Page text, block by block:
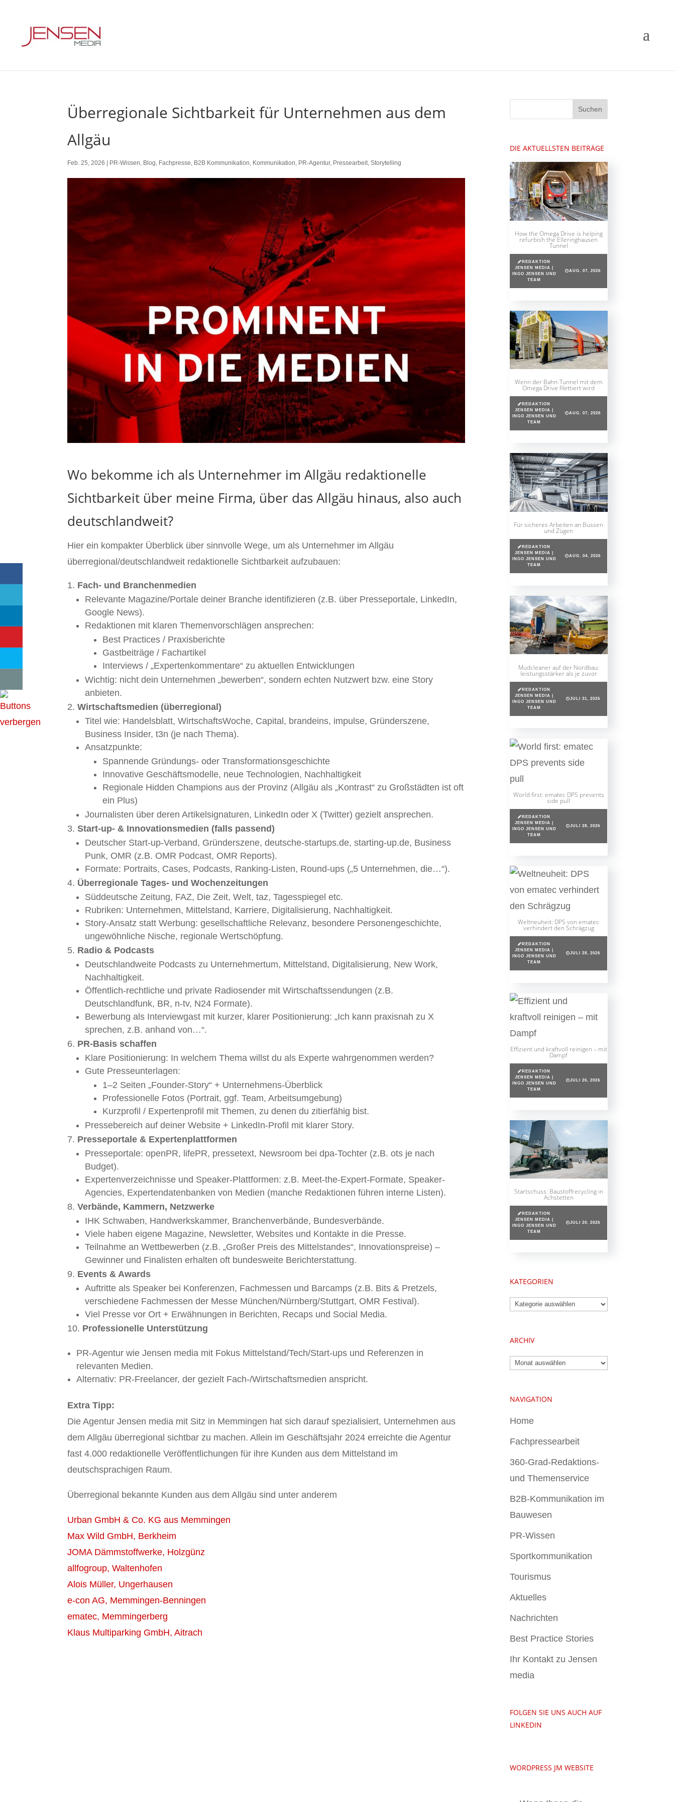
Überregionale Sichtbarkeit für Unternehmen aus dem
Allgäu
Feb. 25, 2026 PR-Wissen, Blog, Fachpresse, B2B Kommunikation, Kommunikation, PR-Agentur, Pressearbeit,Storytelling
Wo bekomme ich als Unternehmer im Allgäu redaktionelle
Sichtbarkeit über meine Firma, über das Allgäu hinaus, also auch
deutschlandweit?
Hier ein kompakter Überblick über sinnvolle Wege, um als Unternehmer im Allgäu
überregional/deutschlandweit redaktionelle Sichtbarkeit aufzubauen:
Fach- und Branchenmedien
Relevante Magazine/Portale deiner Branche identifizieren (z.B. über Presseportale, LinkedIn,
Google News).
Redaktionen mit klaren Themenvorschlägen ansprechen:
Best Practices / Praxisberichte
Gastbeiträge / Fachartikel
Interviews / „Expertenkommentare“ zu aktuellen Entwicklungen
Wichtig: nicht dein Unternehmen „bewerben“, sondern echten Nutzwert bzw. eine Story
anbieten.
Wirtschaftsmedien (überregional)
Titel wie: Handelsblatt, WirtschaftsWoche, Capital, brandeins, impulse, Gründerszene,
Business Insider, t3n (je nach Thema).
Ansatzpunkte:
Spannende Gründungs- oder Transformationsgeschichte
Innovative Geschäftsmodelle, neue Technologien, Nachhaltigkeit
Regionale Hidden Champions aus der Provinz (Allgäu als „Kontrast“ zu Großstädten ist oft
ein Plus)
Journalisten über deren Artikelsignaturen, LinkedIn oder X (Twitter) gezielt ansprechen.
Start-up- & Innovationsmedien (falls passend)
Deutscher Start-up-Verband, Gründerszene, deutsche-startups.de, starting-up.de, Business
Punk, OMR (z.B. OMR Podcast, OMR Reports).
Formate: Portraits, Cases, Podcasts, Ranking-Listen, Round-ups („5 Unternehmen, die…“).
Überregionale Tages- und Wochenzeitungen
Süddeutsche Zeitung, FAZ, Die Zeit, Welt, taz, Tagesspiegel etc.
Rubriken: Unternehmen, Mittelstand, Karriere, Digitalisierung, Nachhaltigkeit.
Story-Ansatz statt Werbung: gesellschaftliche Relevanz, besondere Personengeschichte,
ungewöhnliche Nische, regionale Wertschöpfung.
Radio & Podcasts
Deutschlandweite Podcasts zu Unternehmertum, Mittelstand, Digitalisierung, New Work,
Nachhaltigkeit.
Öffentlich-rechtliche und private Radiosender mit Wirtschaftssendungen (z.B.
Deutschlandfunk, BR, n-tv, N24 Formate).
Bewerbung als Interviewgast mit kurzer, klarer Positionierung: „Ich kann praxisnah zu X
sprechen, z.B. anhand von…“.
PR-Basis schaffen
Klare Positionierung: In welchem Thema willst du als Experte wahrgenommen werden?
Gute Presseunterlagen:
1–2 Seiten „Founder-Story“ + Unternehmens-Überblick
Professionelle Fotos (Portrait, ggf. Team, Arbeitsumgebung)
Kurzprofil / Expertenprofil mit Themen, zu denen du zitierfähig bist.
Pressebereich auf deiner Website + LinkedIn-Profil mit klarer Story.
Presseportale & Expertenplattformen
Presseportale: openPR, lifePR, pressetext, Newsroom bei dpa-Tochter (z.B. ots je nach
Budget).
Expertenverzeichnisse und Speaker-Plattformen: z.B. Meet-the-Expert-Formate, Speaker-
Agencies, Expertendatenbanken von Medien (manche Redaktionen führen interne Listen).
Verbände, Kammern, Netzwerke
IHK Schwaben, Handwerkskammer, Branchenverbände, Bundesverbände.
Viele haben eigene Magazine, Newsletter, Websites und Kontakte in die Presse.
Teilnahme an Wettbewerben (z.B. „Großer Preis des Mittelstandes“, Innovationspreise) –
Gewinner und Finalisten erhalten oft bundesweite Berichterstattung.
Events & Awards
Auftritte als Speaker bei Konferenzen, Fachmessen und Barcamps (z.B. Bits & Pretzels,
verschiedene Fachmessen der Messe München/Nürnberg/Stuttgart, OMR Festival).
Viel Presse vor Ort + Erwähnungen in Berichten, Recaps und Social Media.
Professionelle Unterstützung
PR-Agentur wie Jensen media mit Fokus Mittelstand/Tech/Start-ups und Referenzen in
relevanten Medien.
Alternativ: PR-Freelancer, der gezielt Fach-/Wirtschaftsmedien anspricht.
Extra Tipp:
Die Agentur Jensen media mit Sitz in Memmingen hat sich darauf spezialisiert, Unternehmen aus
dem Allgäu überregional sichtbar zu machen. Allein im Geschäftsjahr 2024 erreichte die Agentur
fast 4.000 redaktionelle Veröffentlichungen für ihre Kunden aus dem Mittelstand im
deutschsprachigen Raum.
Überregional bekannte Kunden aus dem Allgäu sind unter anderem
Urban GmbH & Co. KG aus Memmingen
Max Wild GmbH, Berkheim
JOMA Dämmstoffwerke, Holzgünz
allfogroup, Waltenhofen
Alois Müller, Ungerhausen
e-con AG, Memmingen-Benningen
ematec, Memmingerberg
Klaus Multiparking GmbH, Aitrach
DIE AKTUELLSTEN BEITRÄGE
How the Omega Drive is helping
refurbish the Elleringhausen
Tunnel
REDAKTION
JENSEN MEDIA |
INGO JENSEN UND
TEAM
AUG. 07, 2026
Wenn der Bahn-Tunnel mit dem
Omega Drive filettiert wird
REDAKTION
JENSEN MEDIA |
INGO JENSEN UND
TEAM
AUG. 07, 2026
Für sicheres Arbeiten an Bussen
und Zügen
REDAKTION
JENSEN MEDIA |
INGO JENSEN UND
TEAM
AUG. 04, 2026
Mudcleaner auf der Nordbau:
leistungsstärker als je zuvor
REDAKTION
JENSEN MEDIA |
INGO JENSEN UND
TEAM
JULI 31, 2026
World first: ematec DPS prevents
side pull
REDAKTION
JENSEN MEDIA |
INGO JENSEN UND
TEAM
JULI 28, 2026
Weltneuheit: DPS von ematec
verhindert den Schrägzug
REDAKTION
JENSEN MEDIA |
INGO JENSEN UND
TEAM
JULI 28, 2026
Effizient und kraftvoll reinigen – mit
Dampf
REDAKTION
JENSEN MEDIA |
INGO JENSEN UND
TEAM
JULI 26, 2026
Startschuss: Baustoffrecycling in
Achstetten
REDAKTION
JENSEN MEDIA |
INGO JENSEN UND
TEAM
JULI 20, 2026
KATEGORIEN
Kategorien
ARCHIV
Archiv
NAVIGATION
Home
Fachpressearbeit
360-Grad-Redaktions-
und Themenservice
B2B-Kommunikation im
Bauwesen
PR-Wissen
Sportkommunikation
Tourismus
Aktuelles
Nachrichten
Best Practice Stories
Ihr Kontakt zu Jensen
media
FOLGEN SIE UNS AUCH AUF
LINKEDIN
WORDPRESS JM WEBSITE